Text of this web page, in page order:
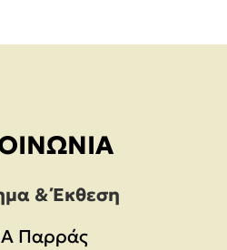
& Έκθεση
Παρράς